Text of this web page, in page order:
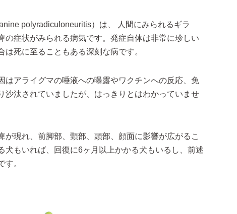
polyradiculoneuritis）は、 人間にみられるギラ
の症状がみられる病気です。発症自体は非常に珍しい
死に至ることもある深刻な病です。
はアライグマの唾液への曝露やワクチンへの反応、免
沙汰されていましたが、はっきりとはわかっていませ
が現れ、前脚部、頸部、頭部、顔面に影響が広がるこ
犬もいれば、回復に6ヶ月以上かかる犬もいるし、前述
す。